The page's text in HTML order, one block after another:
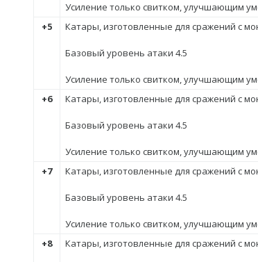
Усиление только свитком, улучшающим
+5
Катары, изготовленные для сражений с
Базовый уровень атаки 4.5
Усиление только свитком, улучшающим
+6
Катары, изготовленные для сражений с
Базовый уровень атаки 4.5
Усиление только свитком, улучшающим
+7
Катары, изготовленные для сражений с
Базовый уровень атаки 4.5
Усиление только свитком, улучшающим
+8
Катары, изготовленные для сражений с